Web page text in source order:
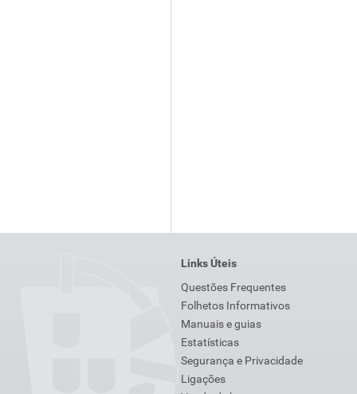
Links Úteis
Questões Frequentes
Folhetos Informativos
Manuais e guias
Estatísticas
Segurança e Privacidade
Ligações